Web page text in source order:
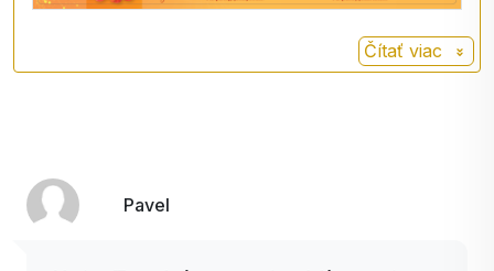
Čítať viac
Pavel